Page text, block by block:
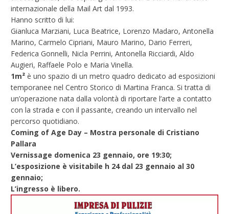
internazionale della Mail Art dal 1993.
Hanno scritto di lui:
Gianluca Marziani, Luca Beatrice, Lorenzo Madaro, Antonella
Marino, Carmelo Cipriani, Mauro Marino, Dario Ferreri,
Federica Gonnelli, Nicla Perrini, Antonella Ricciardi, Aldo
Augieri, Raffaele Polo e Maria Vinella.
1m² è uno spazio di un metro quadro dedicato ad esposizioni
temporanee nel Centro Storico di Martina Franca. Si tratta di
un’operazione nata dalla volontà di riportare l’arte a contatto
con la strada e con il passante, creando un intervallo nel
percorso quotidiano.
Coming of Age Day – Mostra personale di Cristiano
Pallara
Vernissage domenica 23 gennaio, ore 19:30;
L’esposizione è visitabile h 24 dal 23 gennaio al 30
gennaio;
L’ingresso è libero.